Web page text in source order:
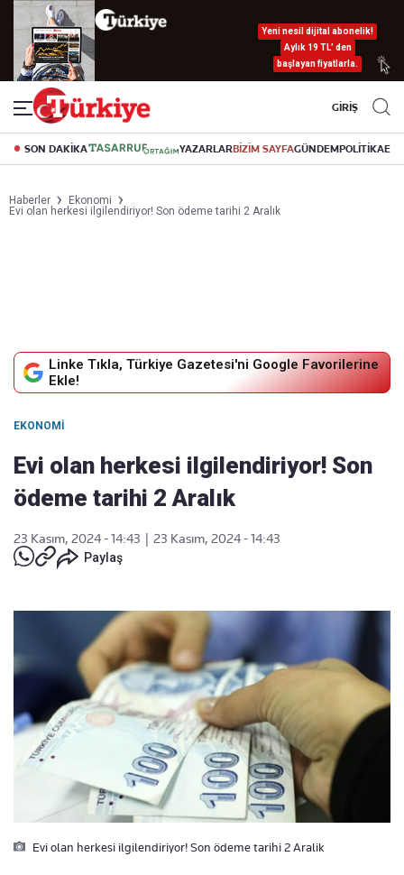
Yeni nesil dijital abonelik!
Aylık 19 TL’ den
başlayan fiyatlarla.
GİRİŞ
SON DAKİKA YAZARLARBİZİM SAYFAGÜNDEMPOLİTİKA
Haberler
Ekonomi
Evi olan herkesi ilgilendiriyor! Son ödeme tarihi 2 Aralık
Linke Tıkla, Türkiye Gazetesi'ni Google Favorilerine
Ekle!
EKONOMI
Evi olan herkesi ilgilendiriyor! Son
ödeme tarihi 2 Aralık
23 Kasım, 2024 - 14:43
23 Kasım, 2024 - 14:43
Paylaş
Evi olan herkesi ilgilendiriyor! Son ödeme tarihi 2 Aralik